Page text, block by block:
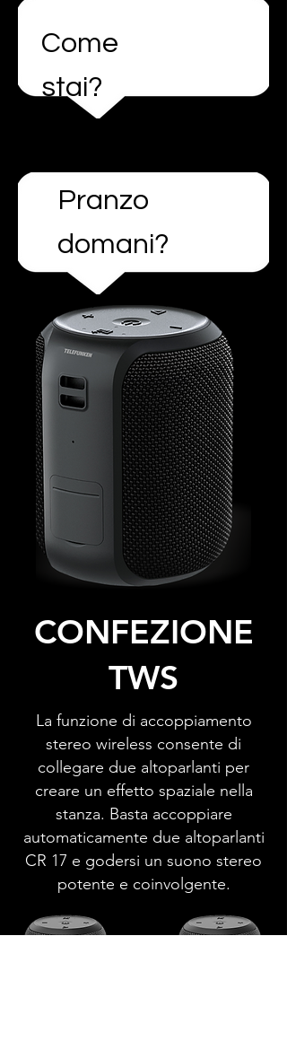
Come
stai?
Pranzo
domani?
CONFEZIONE
TWS
La funzione di accoppiamento
stereo wireless consente di
collegare due altoparlanti per
creare un effetto spaziale nella
stanza. Basta accoppiare
automaticamente due altoparlanti
CR 17 e godersi un suono stereo
potente e coinvolgente.